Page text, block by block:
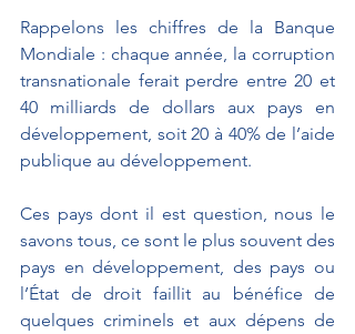
Rappelons les chiffres de la Banque
Mondiale : chaque année, la corruption
transnationale ferait perdre entre 20 et
40 milliards de dollars aux pays en
développement, soit 20 à 40% de l’aide
publique au développement.
Ces pays dont il est question, nous le
savons tous, ce sont le plus souvent des
pays en développement, des pays ou
l’État de droit faillit au bénéfice de
quelques criminels et aux dépens de